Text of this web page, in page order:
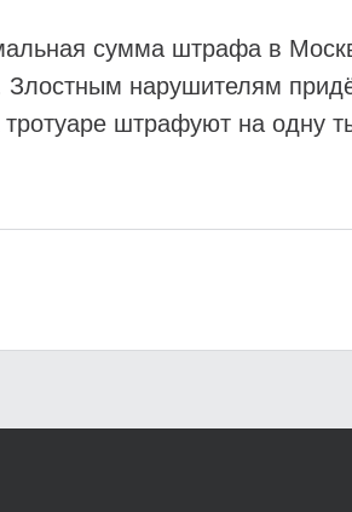
сумма штрафа в
Злостным нарушителям
штрафуют на одну